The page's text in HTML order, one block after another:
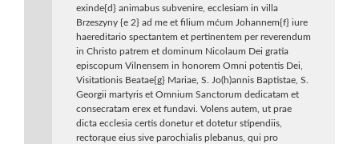
exinde{d} animabus subvenire, ecclesiam in villa
Brzeszyny {e 2} ad me et filium mćum Johannem{f} iure
haereditario spectantem et pertinentem per reverendum
in Christo patrem et dominum Nicolaum Dei gratia
episcopum Vilnensem in honorem Omni potentis Dei,
Visitationis Beatae{g} Mariae, S. Jo(h)annis Baptistae, S.
Georgii martyris et Omnium Sanctorum dedicatam et
consecratam егех et fundavi. Volens autem, ut prae
dicta ecclesia certis donetur et dotetur stipendiis,
rectorąue eius sive parochialis plebanus, qui pro